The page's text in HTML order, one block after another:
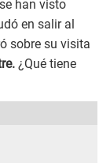
han visto
en salir al
sobre su visita
¿Qué tiene